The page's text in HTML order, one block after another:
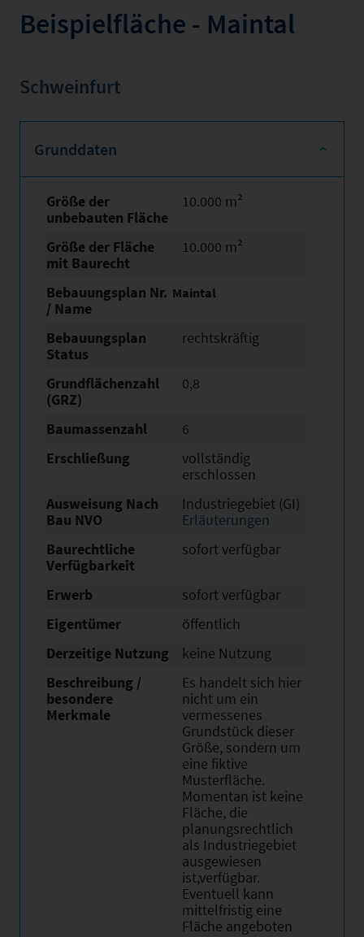
Beispielfläche - Maintal
Schweinfurt
Grunddaten
Größe der
unbebauten Fläche
10.000 m²
Größe der Fläche
mit Baurecht
10.000 m²
Bebauungsplan Nr.
/ Name
Maintal
Bebauungsplan
Status
rechtskräftig
Grundflächen­zahl
(GRZ)
0,8
Baumassenzahl
6
Erschließung
vollständig
erschlossen
Ausweisung Nach
Bau NVO
Industriegebiet (GI)
Erläuterungen
Baurechtliche
Verfügbarkeit
sofort verfügbar
Erwerb
sofort verfügbar
Eigentümer
öffentlich
Derzeitige Nutzung
keine Nutzung
Beschreibung /
besondere
Merkmale
Es handelt sich hier
nicht um ein
vermessenes
Grundstück dieser
Größe, sondern um
eine fiktive
Musterfläche.
Momentan ist keine
Fläche, die
planungsrechtlich
als Industriegebiet
ausgewiesen
ist,verfügbar.
Eventuell kann
mittelfristig eine
Fläche angeboten